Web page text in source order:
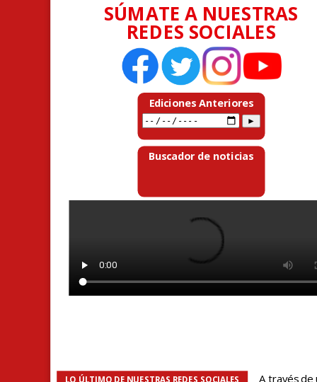
SÚMATE A NUESTRAS
REDES SOCIALES
Ediciones Anteriores
Buscador de noticias
A través